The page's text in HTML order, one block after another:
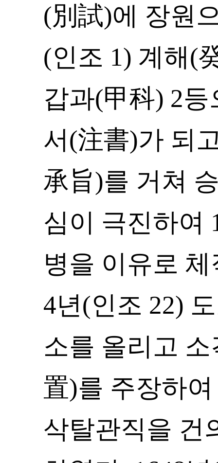
(別試)에 장원
(인조 1) 계해(
갑과(甲科) 2
서(注書)가 되
承旨)를 거쳐
심이 극진하여
병을 이유로
4년(인조 22)
소를 올리고
置)를 주장하
삭탈관직을 건